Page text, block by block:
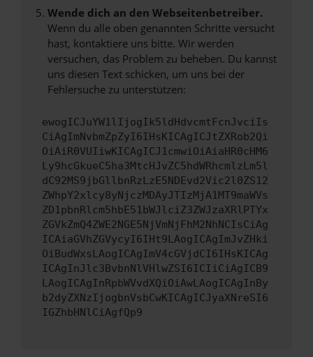
Wende dich an den Webseitenbetreiber.
Wenn du alle oben genannten Schritte versucht
hast, kontaktiere uns bitte. Wir werden
versuchen, das Problem zu beheben. Du kannst
uns diesen Text schicken, um uns bei der
Fehlersuche zu unterstützen:
ewogICJuYW1lIjogIk5ldHdvcmtFcnJvciIs
CiAgImNvbmZpZyI6IHsKICAgICJtZXRob2Qi
OiAiR0VUIiwKICAgICJ1cmwiOiAiaHR0cHM6
Ly9hcGkueC5ha3MtcHJvZC5hdWRhcmlzLm5l
dC92MS9jbGllbnRzLzE5NDEvd2Vic2l0ZS12
ZWhpY2xlcy8yNjczMDAyJTIzMjA1MT9maWVs
ZD1pbnRlcm5hbE51bWJlciZ3ZWJzaXRlPTYx
ZGVkZmQ4ZWE2NGE5NjVmNjFhM2NhNCIsCiAg
ICAiaGVhZGVycyI6IHt9LAogICAgImJvZHki
OiBudWxsLAogICAgImV4cGVjdCI6IHsKICAg
ICAgInJlc3BvbnNlVHlwZSI6ICIiCiAgICB9
LAogICAgInRpbWVvdXQiOiAwLAogICAgInBy
b2dyZXNzIjogbnVsbCwKICAgICJyaXNreSI6
IGZhbHNlCiAgfQp9